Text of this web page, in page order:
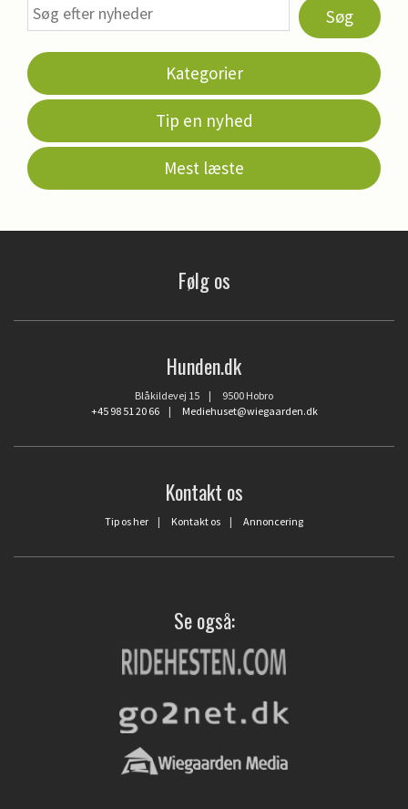
Søg
Kategorier
Tip en nyhed
Mest læste
Følg os
Hunden.dk
Blåkildevej 15 | 9500 Hobro
+45 98 51 20 66| Mediehuset@wiegaarden.dk
Kontakt os
Tip os her | Kontakt os | Annoncering
Se også: